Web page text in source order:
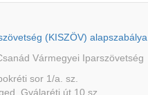
(KISZÖV) alapszabálya
Vármegyei Iparszövetség
sor 1/a. sz.
Gyálaréti út 10.sz.